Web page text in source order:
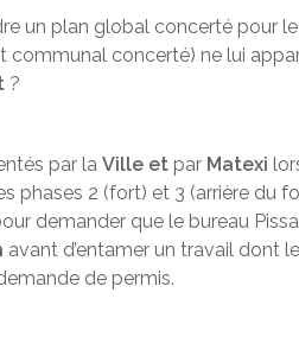
un plan global concerté pour
communal concerté) ne lui
?
par la Ville et par Matexi
phases 2 (fort) et 3 (arrière du
demander que le bureau
avant d’entamer un travail dont
de permis.